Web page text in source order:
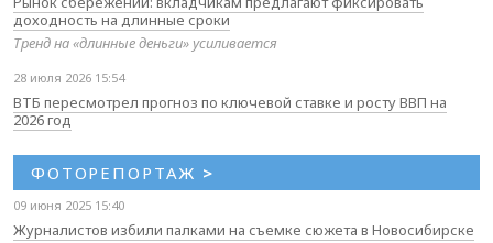
доходность на длинные сроки
Тренд на «длинные деньги» усиливается
28 июля 2026 15:54
ВТБ пересмотрел прогноз по ключевой ставке и росту ВВП на
2026 год
ФОТОРЕПОРТАЖ >
09 июня 2025 15:40
Журналистов избили палками на съемке сюжета в Новосибирске